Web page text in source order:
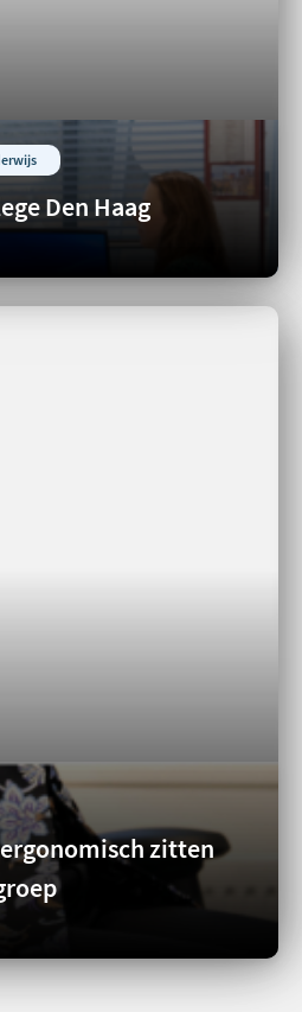
Den Haag
zitten